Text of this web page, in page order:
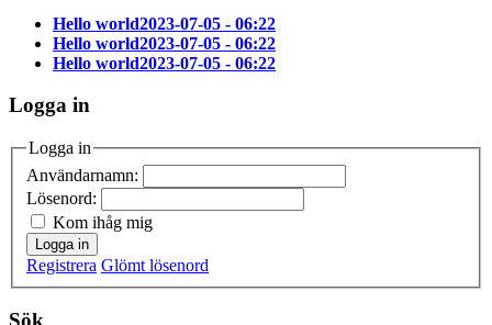
Hello world2023-07-05 - 06:22
Hello world2023-07-05 - 06:22
Hello world2023-07-05 - 06:22
Logga in
Logga in
Användarnamn:
Lösenord:
Kom ihåg mig
Logga in
Registrera Glömt lösenord